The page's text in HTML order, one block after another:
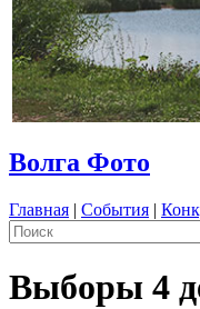
Волга Фото
Главная | События |
Выборы 4